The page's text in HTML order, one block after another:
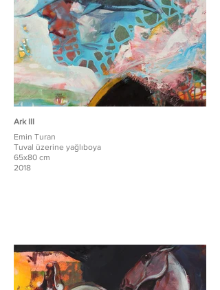
Ark III
Emin Turan
Tuval üzerine yağlıboya
65x80 cm
2018